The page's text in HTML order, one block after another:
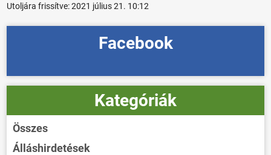
Utoljára frissítve:2021 július 21. 10:12
Facebook
Kategóriák
Összes
Álláshirdetések